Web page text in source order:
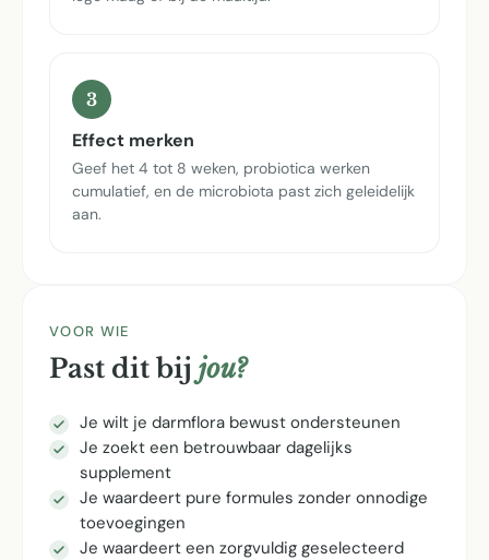
3
Effect merken
Geef het 4 tot 8 weken, probiotica werken
cumulatief, en de microbiota past zich geleidelijk
aan.
VOOR WIE
Past dit bij jou?
Je wilt je darmflora bewust ondersteunen
Je zoekt een betrouwbaar dagelijks
supplement
Je waardeert pure formules zonder onnodige
toevoegingen
Je waardeert een zorgvuldig geselecteerd